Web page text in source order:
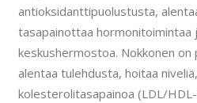
antioksidanttipuolustusta,
tasapainottaa hormonitoimintaa
keskushermostoa. Nokkonen on
alentaa tulehdusta, hoitaa
kolesterolitasapainoa (LDL/